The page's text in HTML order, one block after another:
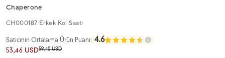
Chaperone
CH000187 Erkek Kol Saati
Satıcının Ortalama Ürün Puanı: 4.6
53,46 USD59,40 USD